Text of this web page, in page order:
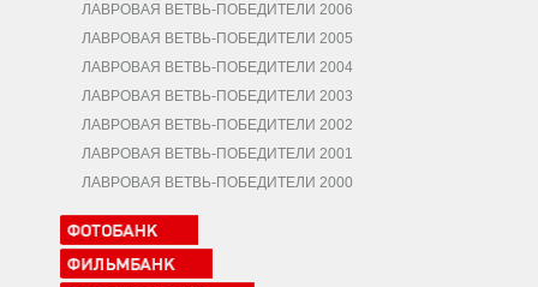
ЛАВРОВАЯ ВЕТВЬ-ПОБЕДИТЕЛИ 2006
ЛАВРОВАЯ ВЕТВЬ-ПОБЕДИТЕЛИ 2005
ЛАВРОВАЯ ВЕТВЬ-ПОБЕДИТЕЛИ 2004
ЛАВРОВАЯ ВЕТВЬ-ПОБЕДИТЕЛИ 2003
ЛАВРОВАЯ ВЕТВЬ-ПОБЕДИТЕЛИ 2002
ЛАВРОВАЯ ВЕТВЬ-ПОБЕДИТЕЛИ 2001
ЛАВРОВАЯ ВЕТВЬ-ПОБЕДИТЕЛИ 2000